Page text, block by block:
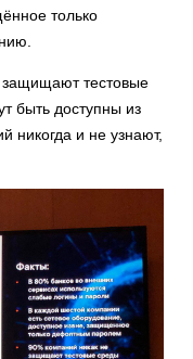
только
защищают тестовые
быть доступны из
никогда и не узнают,